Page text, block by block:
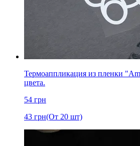
Термоаппликация из пленки
цвета.
54 грн
43 грн(От 20 шт)